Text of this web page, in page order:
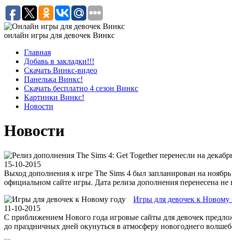
онлайн игры для девочек Винкс
Главная
Добавь в закладки!!!
Скачать Винкс-видео
Панелька Винкс!
Скачать бесплатно 4 сезон Винкс
Картинки Винкс!
Новости
Новости
15-10-2015
Выход дополнения к игре The Sims 4 был запланирован на
официальном сайте игры. Дата релиза дополнения перенесена не
Игры для девочек к Новому
11-10-2015
С приближением Нового года игровые сайты для девочек
до праздничных дней окунуться в атмосферу новогоднего